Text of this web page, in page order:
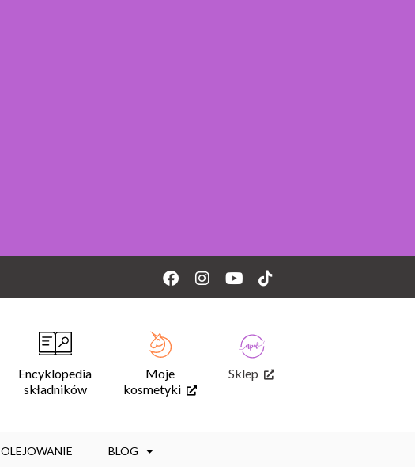
Facebook
Instagram
YoutubeTiktok
Encyklopedia
składników
Moje
kosmetyki
Sklep
OLEJOWANIE BLOG